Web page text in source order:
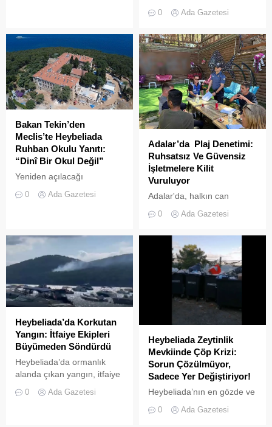
koyun her köşesinin çöple
dolduğu o anlar, bir
vatandaşın kamerasına
saniye saniye yansıdı.
Yeşille mavinin kucaklaştığı,
İstanbulluların nefes almak
için akın ettiği Heybeliada
Çamlimanı, bugünlerde
eşsiz manzarasıyla değil,
çevre felaketini andıran
kirliliğiyle gündemde. Bir
vatandaş tarafından...
çatısında, tamirat
çıktı. Gökyüzünü kaplayan
yoğun duman paniğe neden
olurken, itfaiye ekipleri
yangına hızla müdahale etti.
0 Ada Gazetesi
Bakan Tekin’den
Meclis’te Heybeliada
Ruhban Okulu Yanıtı:
“Dinî Bir Okul Değil”
Yeniden açılacağı
iddialarıyla son dönemde
kamuoyunda sıkça tartışılan
0 Ada Gazetesi
Adalar’da Plaj Denetimi:
Ruhsatsız Ve Güvensiz
İşletmelere Kilit
Vuruluyor
Adalar'da, halkın can
güvenliğini sağlamak ve
haksız işgallerin önüne
çaplı bir denetim
operasyonu başlatıldı.
0 Ada Gazetesi
Heybeliada’da Korkutan
Yangın: İtfaiye Ekipleri
Büyümeden Söndürdü
Heybeliada’da ormanlık
alanda çıkan yangın, itfaiye
sayesinde büyümeden ve
0 Ada Gazetesi
Heybeliada Zeytinlik
Mevkiinde Çöp Krizi:
Sorun Çözülmüyor,
Sadece Yer Değiştiriyor!
Heybeliada’nın en gözde ve
noktalarından biri olan
0 Ada Gazetesi